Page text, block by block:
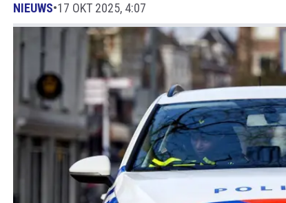
NIEUWS•17 OKT 2025, 4:07